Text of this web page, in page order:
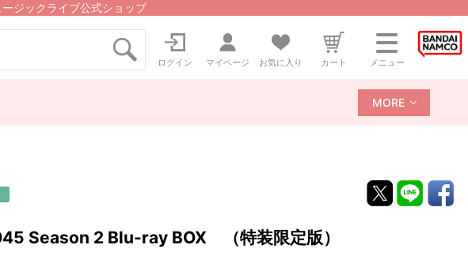
ジックライブ公式ショップ
ログイン マイページ お気に入り カート メニュー
MORE
Season 2 Blu-ray BOX （特装限定版）